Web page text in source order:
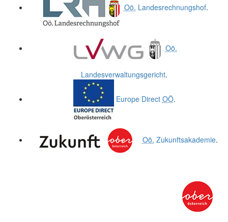
Oö. Landesrechnungshof.
Oö.
Landesverwaltungsgericht.
Europe Direct OÖ.
Oö. Zukunftsakademie.